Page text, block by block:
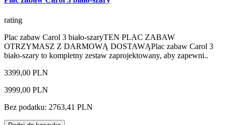
rating
Plac zabaw Carol 3 biało-szaryTEN PLAC ZABAW
OTRZYMASZ Z DARMOWĄ DOSTAWĄPlac zabaw Carol 3
biało-szary to kompletny zestaw zaprojektowany, aby zapewni..
3399,00 PLN
3999,00 PLN
Bez podatku: 2763,41 PLN